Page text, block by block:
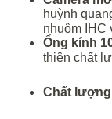
huỳnh
nhuộm IHC
Ống kính
thiện chất
C hất